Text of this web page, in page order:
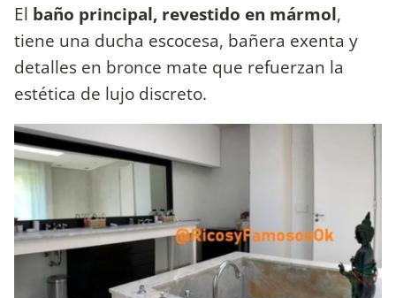
El baño principal, revestido en mármol,
tiene una ducha escocesa, bañera exenta y
detalles en bronce mate que refuerzan la
estética de lujo discreto.